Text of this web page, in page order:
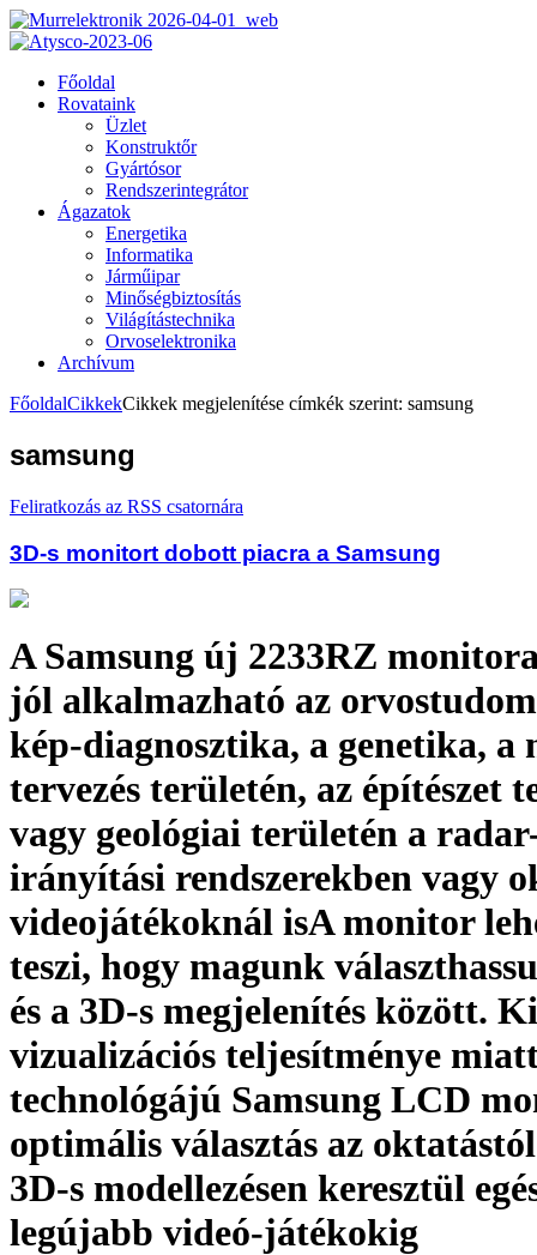
Főoldal
Rovataink
Üzlet
Konstruktőr
Gyártósor
Rendszerintegrátor
Ágazatok
Energetika
Informatika
Járműipar
Minőségbiztosítás
Világítástechnika
Orvoselektronika
Archívum
FőoldalCikkekCikkek megjelenítése címkék szerint: samsung
samsung
Feliratkozás az RSS csatornára
3D-s monitort dobott piacra a Samsung
A Samsung új 2233RZ
jól alkalmazható az
kép-diagnosztika, a genetika, a
tervezés területén, az építészet
vagy geológiai területén a
irányítási rendszerekben vagy
videojátékoknál isA monitor
teszi, hogy magunk
és a 3D-s megjelenítés között.
vizualizációs teljesítménye
technológájú Samsung LCD
optimális választás az
3D-s modellezésen keresztül
legújabb videó-játékokig